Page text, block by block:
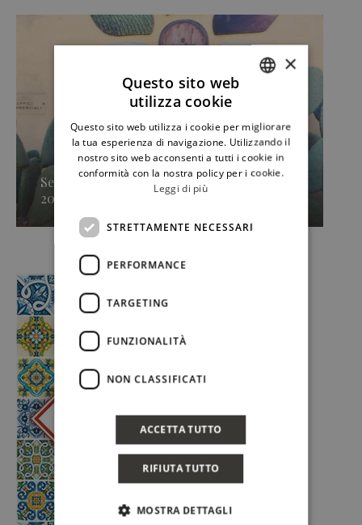
Secondo approdo di Sicilia en Primeur
2026, Caruso & Minini »
ENGLISH
×
Questo sito web
utilizza cookie
Questo sito web utilizza i cookie per migliorare
la tua esperienza di navigazione. Utilizzando il
nostro sito web acconsenti a tutti i cookie in
conformità con la nostra policy per i cookie.
Leggi di più
STRETTAMENTE NECESSARI
PERFORMANCE
TARGETING
FUNZIONALITÀ
NON CLASSIFICATI
ACCETTA TUTTO
RIFIUTA TUTTO
MOSTRA DETTAGLI